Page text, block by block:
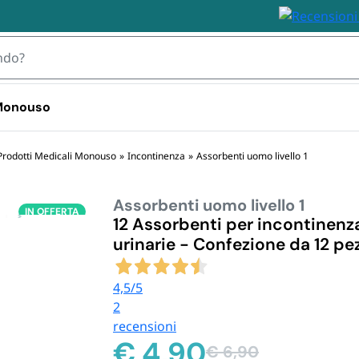
STOVIGLIE MONOUSO
PLASTICA
Bicchieri plastica e kristal
usa e getta
STOVIGLIE
Piatti e
Medicali Monouso » Incontinenza » Assorbenti uomo livello 1
IN OFFERTA Assorbenti uomo livello 1
12 Assorbenti per
urinarie - Confezione da 12
4,5/5
2
recensioni
€6,90